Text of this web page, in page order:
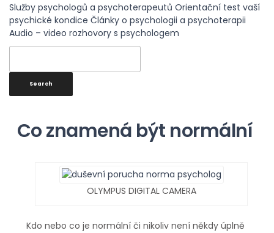
Služby psychologů a psychoterapeutů Orientační test vaší
psychické kondice Články o psychologii a psychoterapii
Audio – video rozhovory s psychologem
Co znamená být normální
OLYMPUS DIGITAL CAMERA
Kdo nebo co je normální či nikoliv není někdy úplně